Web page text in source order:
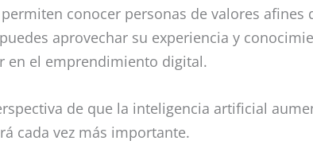
conocer personas de valores afines
aprovechar su experiencia y
en el emprendimiento digital.
de que la inteligencia artificial
cada vez más importante.